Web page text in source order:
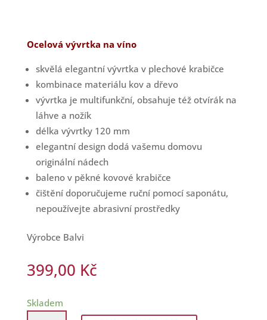
Ocelová vývrtka na víno
skvělá elegantní vývrtka v plechové krabičce
kombinace materiálu kov a dřevo
vývrtka je multifunkční, obsahuje též otvírák na
láhve a nožík
délka vývrtky 120 mm
elegantní design dodá vašemu domovu
originální nádech
baleno v pěkné kovové krabičce
čištění doporučujeme ruční pomocí saponátu,
nepoužívejte abrasivní prostředky
Výrobce Balvi
399,00 Kč
Skladem